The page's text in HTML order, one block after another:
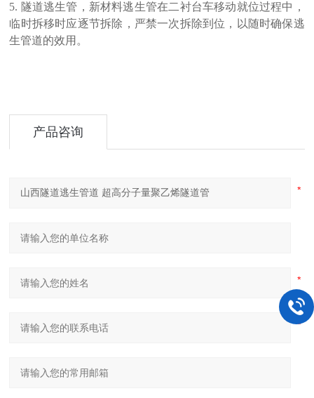
5. 隧道逃生管， 新材料逃生管在二衬台车移动就位过程中，
临时拆移时应逐节拆除，严禁一次拆除到位，以随时确保逃
生管道的效用。
产品咨询